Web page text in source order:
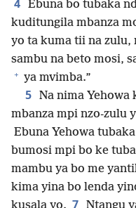
4 Ebuna bo tubaka
kuditungila mbanza
yo ta kuma tii na zulu,
sambu na beto mosi,
+ ya mvimba.”
5 Na nima
mbanza mpi nzo-zulu
Ebuna Yehowa
bumosi mpi bo ke
mambu ya bo me
kima yina bo lenda
7